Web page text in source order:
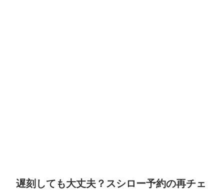
遅刻しても大丈夫？スシロー予約の再チェ